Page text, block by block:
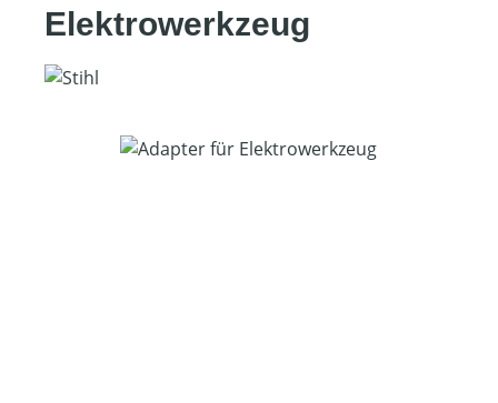
Elektrowerkzeug
Bildergalerie überspringen